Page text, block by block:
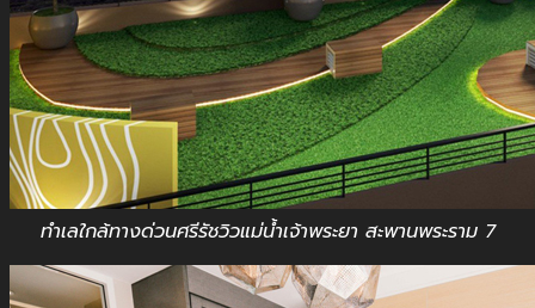
ทำเลใกล้ทางด่วนศรีรัชวิวแม่น้ำเจ้าพระยา สะพานพระราม 7